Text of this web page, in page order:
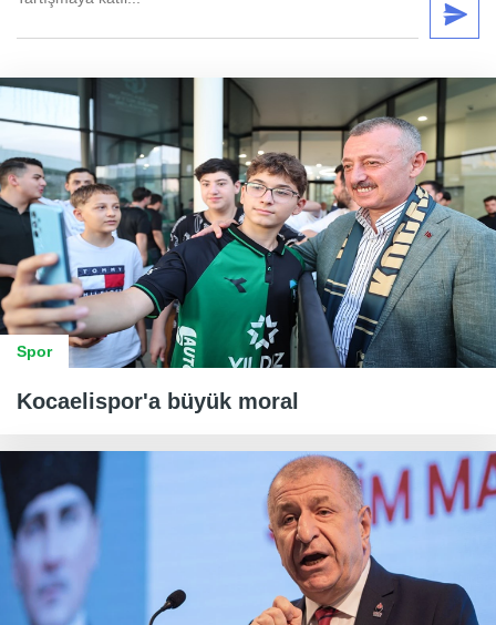
Spor
Kocaelispor'a büyük moral